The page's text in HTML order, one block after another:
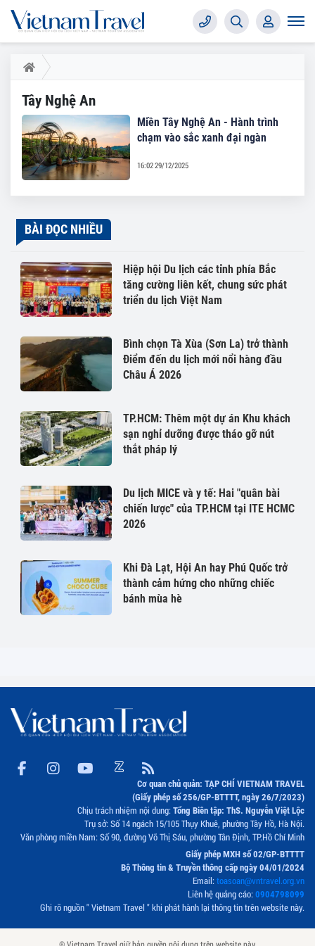
Tây Nghệ An
Miền Tây Nghệ An - Hành trình
chạm vào sắc xanh đại ngàn
16:02 29/12/2025
BÀI ĐỌC NHIỀU
Hiệp hội Du lịch các tỉnh phía Bắc
tăng cường liên kết, chung sức phát
triển du lịch Việt Nam
Bình chọn Tà Xùa (Sơn La) trở thành
Điểm đến du lịch mới nổi hàng đầu
Châu Á 2026
TP.HCM: Thêm một dự án Khu khách
sạn nghỉ dưỡng được tháo gỡ nút
thắt pháp lý
Du lịch MICE và y tế: Hai "quân bài
chiến lược" của TP.HCM tại ITE HCMC
2026
Khi Đà Lạt, Hội An hay Phú Quốc trở
thành cảm hứng cho những chiếc
bánh mùa hè
Cơ quan chủ quản: TẠP CHÍ VIETNAM TRAVEL
(Giấy phép số 256/GP-BTTTT, ngày 26/7/2023)
Chịu trách nhiệm nội dung: Tổng Biên tập: ThS. Nguyễn Việt Lộc
Trụ sở: Số 14 ngách 15/105 Thụy Khuê, phường Tây Hồ, Hà Nội.
Văn phòng miền Nam: Số 90, đường Võ Thị Sáu, phường Tân Định, TP.Hồ Chí Minh
Giấy phép MXH số 02/GP-BTTTT
Bộ Thông tin & Truyền thông cấp ngày 04/01/2024
Email:toasoan@vntravel.org.vn
Liên hệ quảng cáo: 0904798099
Ghi rõ nguồn " Vietnam Travel " khi phát hành lại thông tin trên website này.